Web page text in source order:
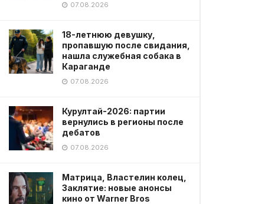
07.08.2026
18-летнюю девушку,
пропавшую после свидания,
нашла служебная собака в
Караганде
07.08.2026
Курултай-2026: партии
вернулись в регионы после
дебатов
07.08.2026
Матрица, Властелин колец,
Заклятие: новые анонсы
кино от Warner Bros